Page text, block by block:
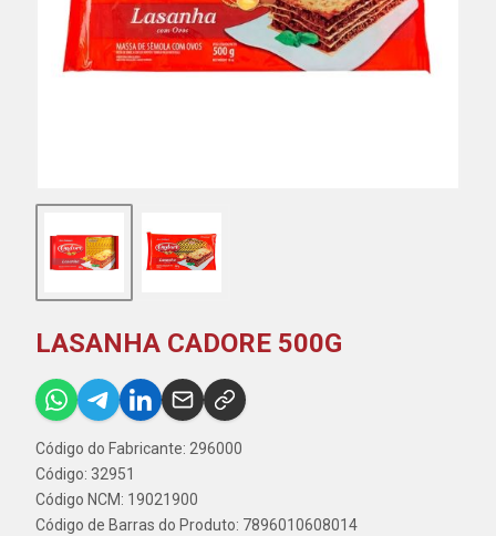
LASANHA CADORE 500G
Código do Fabricante: 296000
Código: 32951
Código NCM: 19021900
Código de Barras do Produto: 7896010608014